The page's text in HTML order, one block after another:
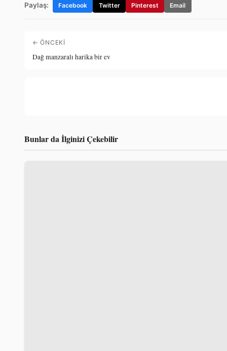
Paylaş: Facebook Twitter Pinterest Email
← ÖNCEKI
Dağ manzaralı harika bir ev
Bunlar da İlginizi Çekebilir